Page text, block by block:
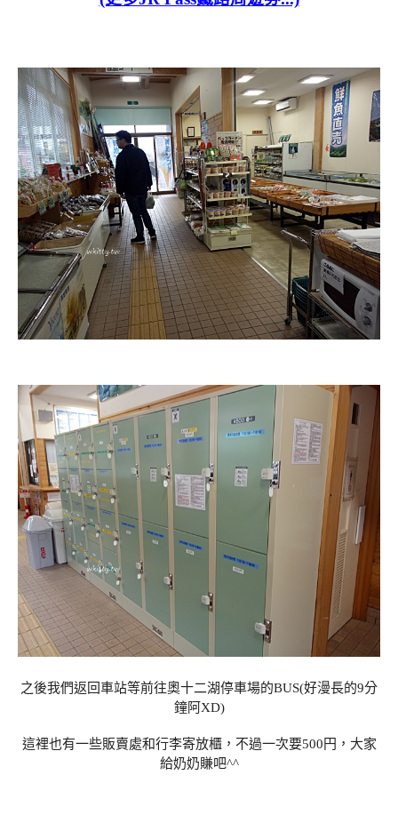
之後我們返回車站等前往奧十二湖停車場的BUS(好漫長的9分
鐘阿XD)
這裡也有一些販賣處和行李寄放櫃，不過一次要500円，大家
給奶奶賺吧^^